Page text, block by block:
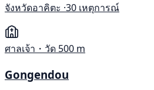
จังหวัดอาคิตะ ·30 เหตุการณ์
ศาลเจ้า・วัด 500 m
Gongendou